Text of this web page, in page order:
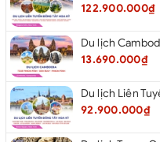
122.900.000₫
13.690.000₫
92.900.000₫